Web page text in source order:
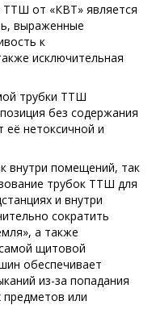
ТТШ от «КВТ» является
выраженные
к
исключительная
трубки ТТШ
без содержания
её нетоксичной и
внутри помещений, так
трубок ТТШ для
и внутри
сократить
а также
щитовой
обеспечивает
из-за попадания
или